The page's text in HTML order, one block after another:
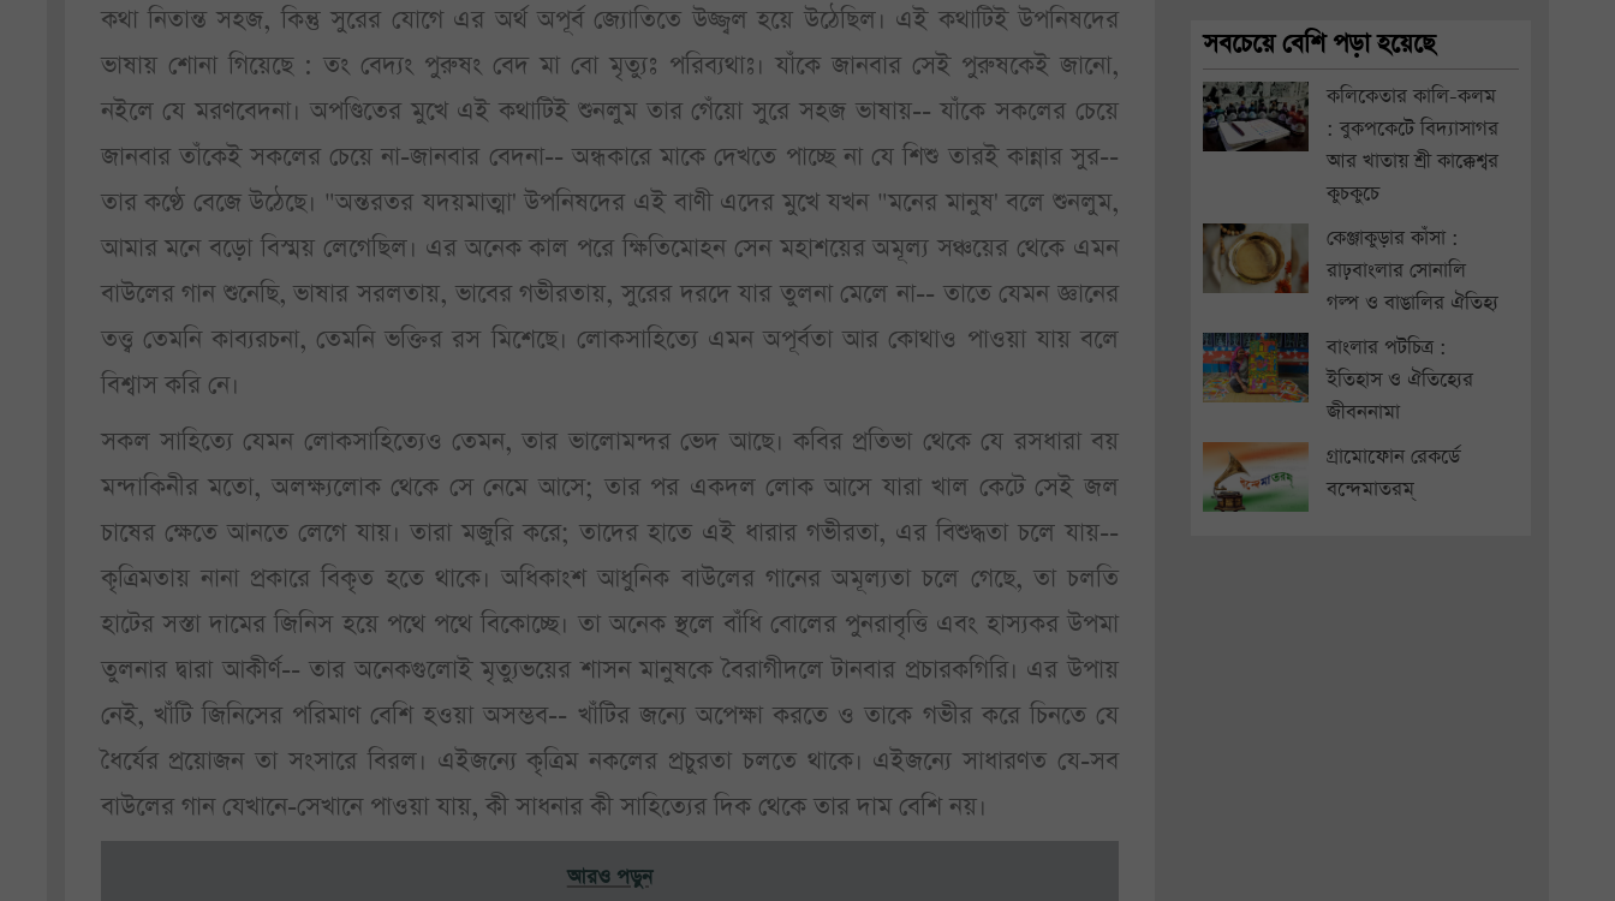
কথা নিতান্ত সহজ, কিন্তু সুরের যোগে এর অর্থ অপূর্ব জ্যোতিতে উজ্জ্বল হয়ে উঠেছিল। এই কথাটিই উপনিষদের
ভাষায় শোনা গিয়েছে : তং বেদ্যং পুরুষং বেদ মা বো মৃত্যুঃ পরিব্যথাঃ। যাঁকে জানবার সেই পুরুষকেই জানো,
নইলে যে মরণবেদনা। অপণ্ডিতের মুখে এই কথাটিই শুনলুম তার গেঁয়ো সুরে সহজ ভাষায়-- যাঁকে সকলের চেয়ে
জানবার তাঁকেই সকলের চেয়ে না-জানবার বেদনা-- অন্ধকারে মাকে দেখতে পাচ্ছে না যে শিশু তারই কান্নার সুর--
তার কণ্ঠে বেজে উঠেছে। "অন্তরতর যদয়মাত্মা' উপনিষদের এই বাণী এদের মুখে যখন "মনের মানুষ' বলে শুনলুম,
আমার মনে বড়ো বিস্ময় লেগেছিল। এর অনেক কাল পরে ক্ষিতিমোহন সেন মহাশয়ের অমূল্য সঞ্চয়ের থেকে এমন
বাউলের গান শুনেছি, ভাষার সরলতায়, ভাবের গভীরতায়, সুরের দরদে যার তুলনা মেলে না-- তাতে যেমন জ্ঞানের
তত্ত্ব তেমনি কাব্যরচনা, তেমনি ভক্তির রস মিশেছে। লোকসাহিত্যে এমন অপূর্বতা আর কোথাও পাওয়া যায় বলে
বিশ্বাস করি নে।
সকল সাহিত্যে যেমন লোকসাহিত্যেও তেমন, তার ভালোমন্দর ভেদ আছে। কবির প্রতিভা থেকে যে রসধারা বয়
মন্দাকিনীর মতো, অলক্ষ্যলোক থেকে সে নেমে আসে; তার পর একদল লোক আসে যারা খাল কেটে সেই জল
চাষের ক্ষেতে আনতে লেগে যায়। তারা মজুরি করে; তাদের হাতে এই ধারার গভীরতা, এর বিশুদ্ধতা চলে যায়--
কৃত্রিমতায় নানা প্রকারে বিকৃত হতে থাকে। অধিকাংশ আধুনিক বাউলের গানের অমূল্যতা চলে গেছে, তা চলতি
হাটের সস্তা দামের জিনিস হয়ে পথে পথে বিকোচ্ছে। তা অনেক স্থলে বাঁধি বোলের পুনরাবৃত্তি এবং হাস্যকর উপমা
তুলনার দ্বারা আকীর্ণ-- তার অনেকগুলোই মৃত্যুভয়ের শাসন মানুষকে বৈরাগীদলে টানবার প্রচারকগিরি। এর উপায়
নেই, খাঁটি জিনিসের পরিমাণ বেশি হওয়া অসম্ভব-- খাঁটির জন্যে অপেক্ষা করতে ও তাকে গভীর করে চিনতে যে
ধৈর্যের প্রয়োজন তা সংসারে বিরল। এইজন্যে কৃত্রিম নকলের প্রচুরতা চলতে থাকে। এইজন্যে সাধারণত যে-সব
বাউলের গান যেখানে-সেখানে পাওয়া যায়, কী সাধনার কী সাহিত্যের দিক থেকে তার দাম বেশি নয়।
আরও পড়ুন
সবচেয়ে বেশি পড়া হয়েছে
কলিকেতার কালি-কলম
: বুকপকেটে বিদ্যাসাগর
আর খাতায় শ্রী কাক্কেশ্বর
কুচকুচে
কেঞ্জাকুড়ার কাঁসা :
রাঢ়বাংলার সোনালি
গল্প ও বাঙালির ঐতিহ্য
বাংলার পটচিত্র :
ইতিহাস ও ঐতিহ্যের
জীবননামা
গ্রামোফোন রেকর্ডে
বন্দেমাতরম্